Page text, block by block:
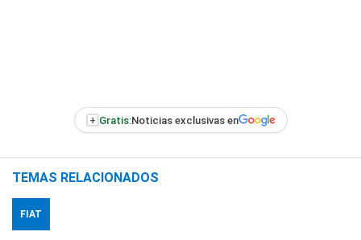
+ Gratis:Noticias exclusivas en
TEMAS RELACIONADOS
FIAT